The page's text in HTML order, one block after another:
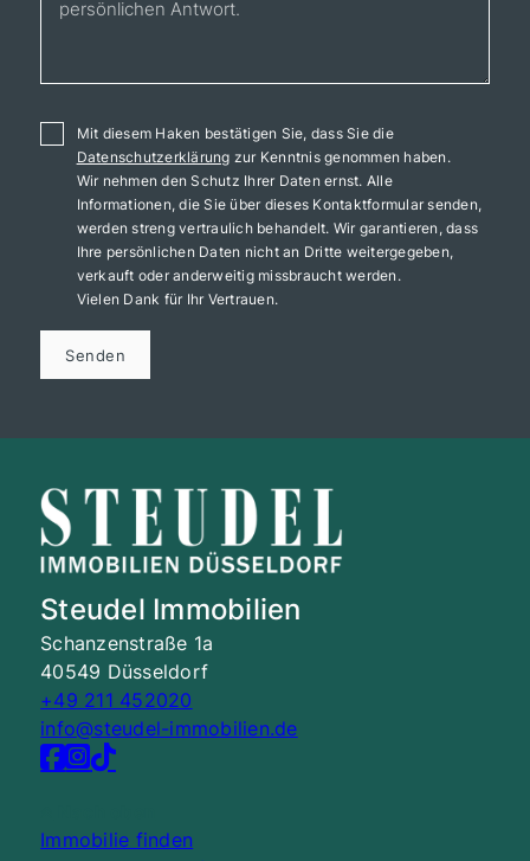
Mit diesem Haken bestätigen Sie, dass Sie die
Datenschutzerklärung zur Kenntnis genommen haben.
Wir nehmen den Schutz Ihrer Daten ernst. Alle
Informationen, die Sie über dieses Kontaktformular senden,
werden streng vertraulich behandelt. Wir garantieren, dass
Ihre persönlichen Daten nicht an Dritte weitergegeben,
verkauft oder anderweitig missbraucht werden.
Vielen Dank für Ihr Vertrauen.
Senden
Steudel Immobilien
Schanzenstraße 1a
40549 Düsseldorf
+49 211 452020
info@steudel-immobilien.de
Immobilie finden